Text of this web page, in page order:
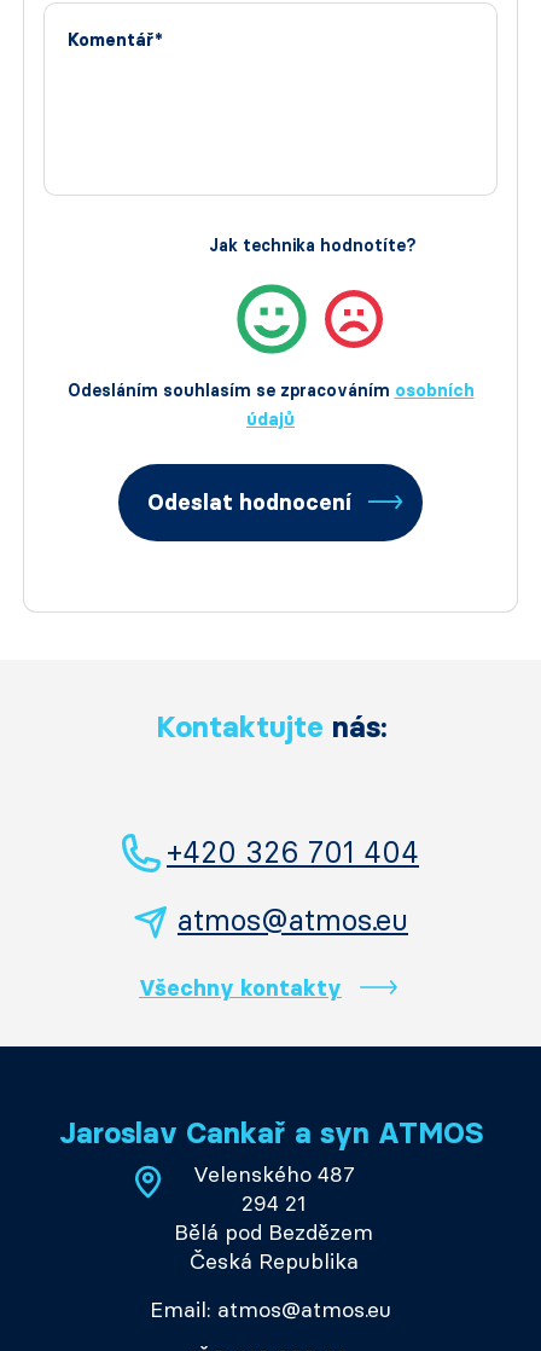
Komentář*
Odesláním souhlasím se zpracováním osobních
údajů
Jak technika hodnotíte?
Odeslat hodnocení
Kontaktujte nás:
+420 326 701 404
atmos@atmos.eu
Všechny kontakty
Jaroslav Cankař a syn ATMOS
Velenského 487
294 21
Bělá pod Bezdězem
Česká Republika
Email: atmos@atmos.eu